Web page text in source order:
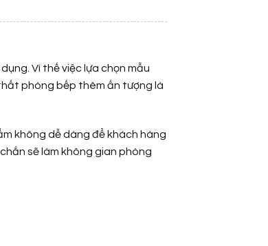
Vì thế việc lựa chọn mẫu
phòng bếp thêm ấn tượng là
không dễ dàng để khách hàng
sẽ làm không gian phòng